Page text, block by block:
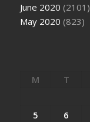
June 2020 (2101)
May 2020 (823)
M T
5
6